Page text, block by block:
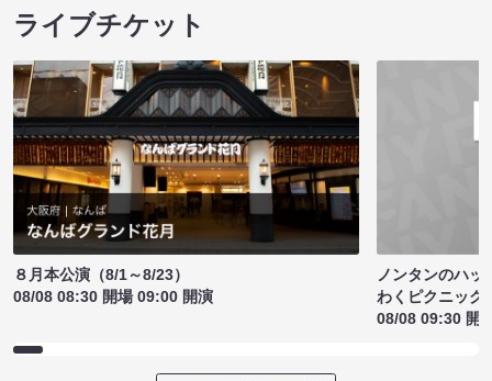
ライブチケット
８月本公演（8/1～8/23）
08/08 08:30 開場 09:00 開演
ノンタンのハッ
わくピクニック
08/08 09:30 開